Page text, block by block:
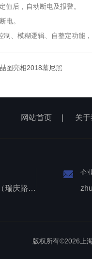
值后，自动断电及报警。
电。
、模糊逻辑、自整定功能
图亮相2018慕尼黑
网站首页 关
上海张江医疗器械产业基地（瑞庆路528号）
企
版权所有©2026